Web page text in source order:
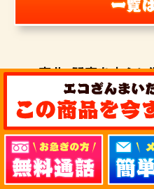
東北・関東を中心に
エコキュート・IH
オー
ご検討の方は気軽